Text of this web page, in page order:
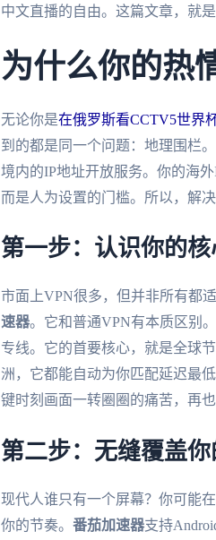
中文直播的自由。这篇文章，就
为什么你的热
无论你是在俄罗斯看CCTV5世界
到的都是同一个问题：地理围栏
境内的IP地址开放服务。你的海
而是人为设置的门槛。所以，解
第一步：认识你的
市面上VPN很多，但并非所有都
速器。它和普通VPN有本质区别
专线。它的首要核心，就是全球
洲，它都能自动为你匹配延迟最
键时刻画面一转圈圈的痛苦，再也
第二步：无缝覆盖
现代人谁只有一个屏幕？你可能
你的节奏。 番茄加速器支持